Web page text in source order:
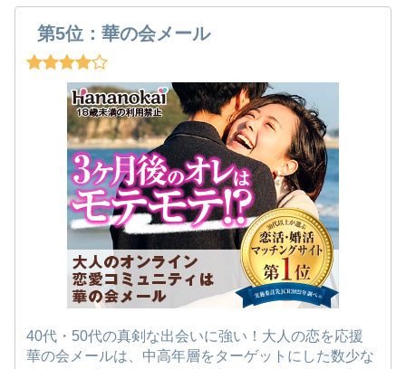
第5位：華の会メール
40代・50代の真剣な出会いに強い！大人の恋を応援
華の会メールは、中高年層をターゲットにした数少な